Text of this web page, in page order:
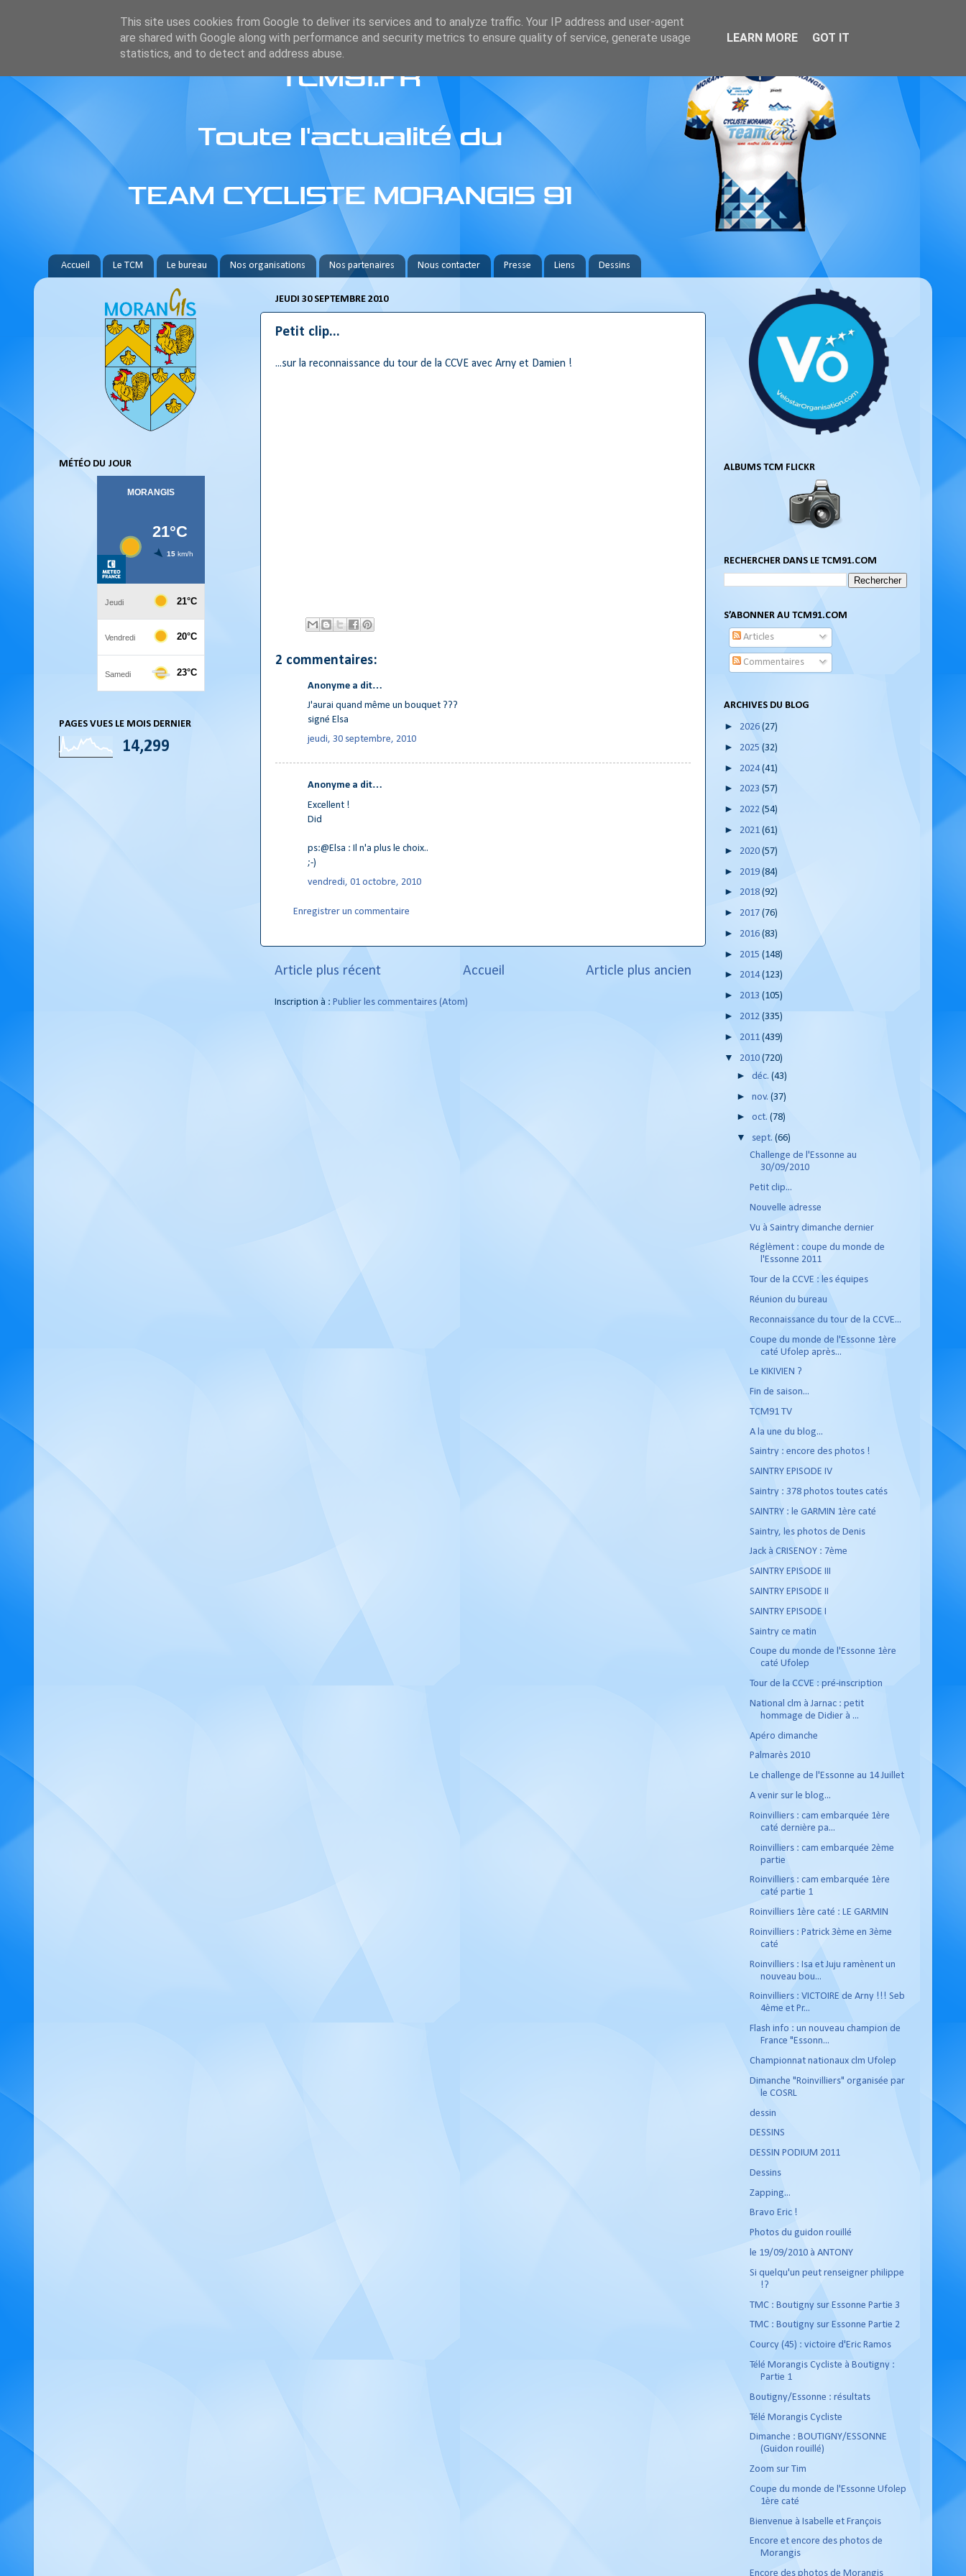
Accueil Le TCM Le bureau Nos organisations Nos partenaires Nous contacter Presse Liens Dessins
JEUDI 30 SEPTEMBRE 2010
Petit clip...
...sur la reconnaissance du tour de la CCVE avec Arny et Damien !
2 commentaires:
Anonyme a dit…
J'aurai quand même un bouquet ???
signé Elsa
jeudi, 30 septembre, 2010
Anonyme a dit…
Excellent !
Did
ps:@Elsa : Il n'a plus le choix..
;-)
vendredi, 01 octobre, 2010
Enregistrer un commentaire
Article plus récent Article plus ancien
Accueil
Inscription à : Publier les commentaires (Atom)
MÉTÉO DU JOUR
PAGES VUES LE MOIS DERNIER
14,299
ALBUMS TCM FLICKR
RECHERCHER DANS LE TCM91.COM
S’ABONNER AU TCM91.COM
Articles
Commentaires
ARCHIVES DU BLOG
► 2026 (27)
► 2025 (32)
► 2024(41)
► 2023 (57)
► 2022 (54)
► 2021 (61)
► 2020 (57)
► 2019 (84)
► 2018 (92)
► 2017 (76)
► 2016 (83)
► 2015 (148)
► 2014(123)
► 2013 (105)
► 2012 (335)
► 2011 (439)
▼ 2010 (720)
►déc.(43)
►nov.(37)
►oct.(78)
▼ sept.(66)
Challenge de l'Essonne au
30/09/2010
Petit clip...
Nouvelle adresse
Vu à Saintry dimanche dernier
Réglèment : coupe du monde de
l'Essonne 2011
Tour de la CCVE : les équipes
Réunion du bureau
Reconnaissance du tour de la CCVE...
Coupe du monde de l'Essonne 1ère
caté Ufolep après...
Le KIKIVIEN ?
Fin de saison...
TCM91 TV
A la une du blog...
Saintry : encore des photos !
SAINTRY EPISODE IV
Saintry : 378 photos toutes catés
SAINTRY : le GARMIN 1ère caté
Saintry, les photos de Denis
Jack à CRISENOY : 7ème
SAINTRY EPISODE III
SAINTRY EPISODE II
SAINTRY EPISODE I
Saintry ce matin
Coupe du monde de l'Essonne 1ère
caté Ufolep
Tour de la CCVE : pré-inscription
National clm à Jarnac : petit
hommage de Didier à ...
Apéro dimanche
Palmarès 2010
Le challenge de l'Essonne au 14 Juillet
A venir sur le blog...
Roinvilliers : cam embarquée 1ère
caté dernière pa...
Roinvilliers : cam embarquée 2ème
partie
Roinvilliers : cam embarquée 1ère
caté partie 1
Roinvilliers 1ère caté : LE GARMIN
Roinvilliers : Patrick 3ème en 3ème
caté
Roinvilliers : Isa et Juju ramènent un
nouveau bou...
Roinvilliers : VICTOIRE de Arny !!! Seb
4ème et Pr...
Flash info : un nouveau champion de
France "Essonn...
Championnat nationaux clm Ufolep
Dimanche "Roinvilliers" organisée par
le COSRL
dessin
DESSINS
DESSIN PODIUM 2011
Dessins
Zapping...
Bravo Eric !
Photos du guidon rouillé
le 19/09/2010 à ANTONY
Si quelqu'un peut renseigner philippe
!?
TMC : Boutigny sur Essonne Partie 3
TMC : Boutigny sur Essonne Partie 2
Courcy (45) : victoire d'Eric Ramos
Télé Morangis Cycliste à Boutigny :
Partie 1
Boutigny/Essonne : résultats
Télé Morangis Cycliste
Dimanche : BOUTIGNY/ESSONNE
(Guidon rouillé)
Zoom sur Tim
Coupe du monde de l'Essonne Ufolep
1ère caté
Bienvenue à Isabelle et François
Encore et encore des photos de
Morangis
Encore des photos de Morangis
This site uses cookies from Google to deliver its services and to analyze traffic. Your IP address and user-agent
are shared with Google along with performance and security metrics to ensure quality of service, generate usage
statistics, and to detect and address abuse.
LEARN MORE GOT IT